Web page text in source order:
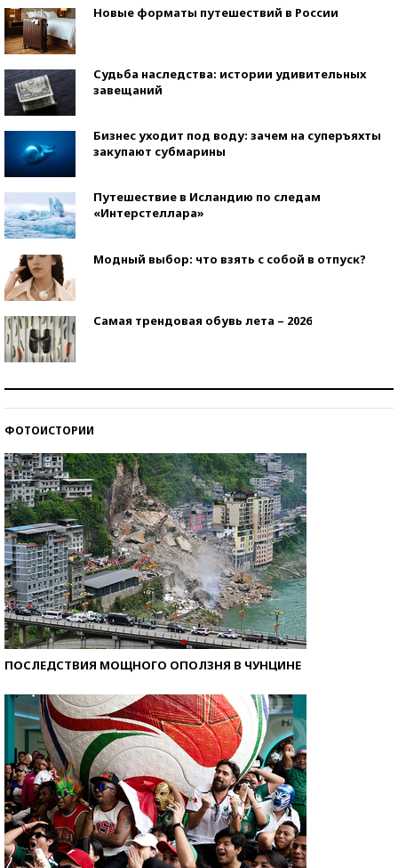
Новые форматы путешествий в России
Судьба наследства: истории удивительных
завещаний
Бизнес уходит под воду: зачем на суперъяхты
закупают субмарины
Путешествие в Исландию по следам
«Интерстеллара»
Модный выбор: что взять с собой в отпуск?
Самая трендовая обувь лета – 2026
ФОТОИСТОРИИ
ПОСЛЕДСТВИЯ МОЩНОГО ОПОЛЗНЯ В ЧУНЦИНЕ